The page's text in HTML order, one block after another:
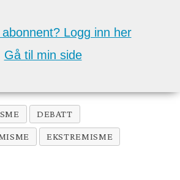
Logg inn her
Gå til min side
DEBATT
EKSTREMISME